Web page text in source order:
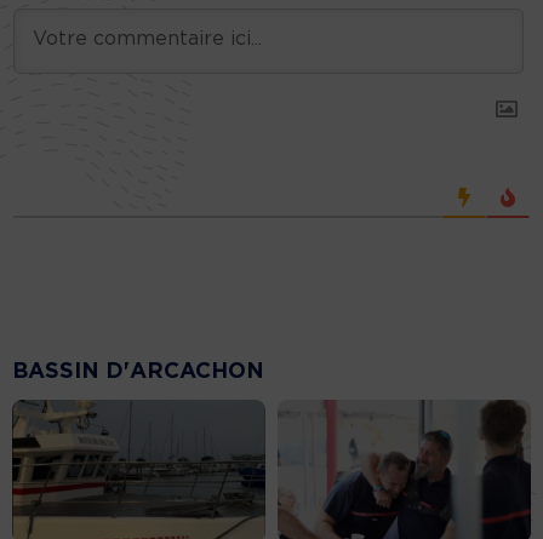
BASSIN D'ARCACHON